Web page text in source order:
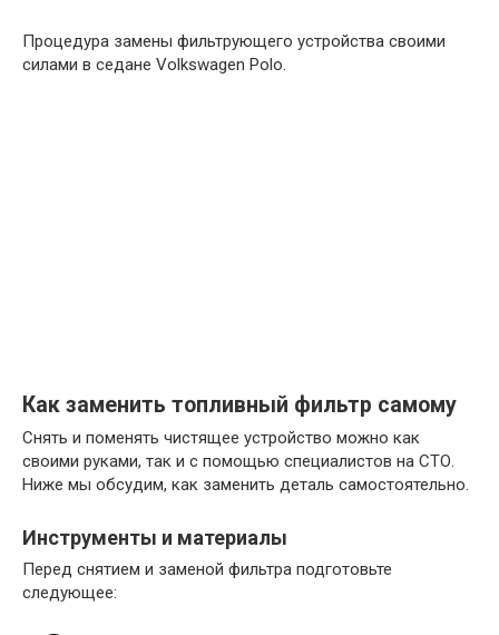
Процедура замены фильтрующего устройства своими
силами в седане Volkswagen Polo.
Как заменить топливный фильтр самому
Снять и поменять чистящее устройство можно как
своими руками, так и с помощью специалистов на СТО.
Ниже мы обсудим, как заменить деталь самостоятельно.
Инструменты и материалы
Перед снятием и заменой фильтра подготовьте
следующее: